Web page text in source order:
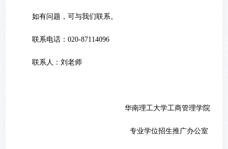
如有问题，可与我们联系。
联系电话：020-87114096
联系人：刘老师
华南理工大学工商管理学院
专业学位招生推广办公室